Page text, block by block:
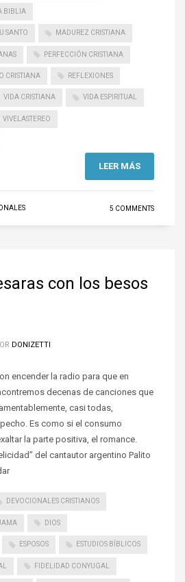
BIBLIA
SANTO MADUREZ CRISTIANA
PERFECCIÓN CRISTIANA
CRISTIANA REFLEXIONES
VIDA CRISTIANA VIDA ESPIRITUAL
VIVELASTEREO
LEER MÁS
5 COMMENTS
con los besos
DONIZETTI
encender la radio para que en
decenas de canciones que
casi todas,
Es como si el consumo
la parte positiva, el romance.
del cantautor argentino Palito
DEVOCIONALES CRISTIANOS
DIOS
ESPOSOS ESTUDIOS BÍBLICOS
FIDELIDAD CONYUGAL